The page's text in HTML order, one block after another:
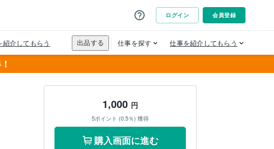
1,000 円
5ポイント (0.5％) 獲得
購入画面に進む